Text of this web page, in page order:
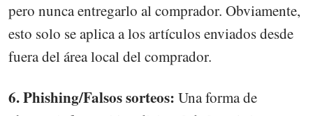
pero nunca entregarlo al comprador. Obviamente,
esto solo se aplica a los artículos enviados desde
fuera del área local del comprador.
6. Phishing/Falsos sorteos: Una forma de